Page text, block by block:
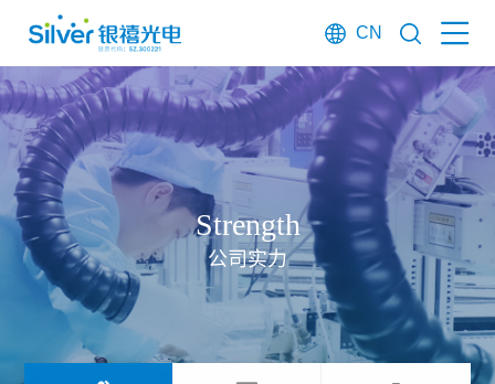
CN
Strength
公司实力